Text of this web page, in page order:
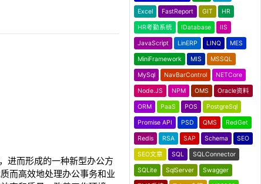
进而形成的一种新型办公方
而高效地处理办公事务和业
Excel FastReport GIT HR
HR考勤系统 IDatabase IIS
JavaScript LinERP LINQ MES
MiniFramework MIS MSSQL
MySql NavBarControl NETCore
Node.JS NPM OMS Oracle资料
ORM PaaS POS PostgreSql
Promise API PSD QMS RedGet
Redis RSA SAP Schema SEO
SEO文章 SQL SQLConnector
SQLite SqlServer Swagger